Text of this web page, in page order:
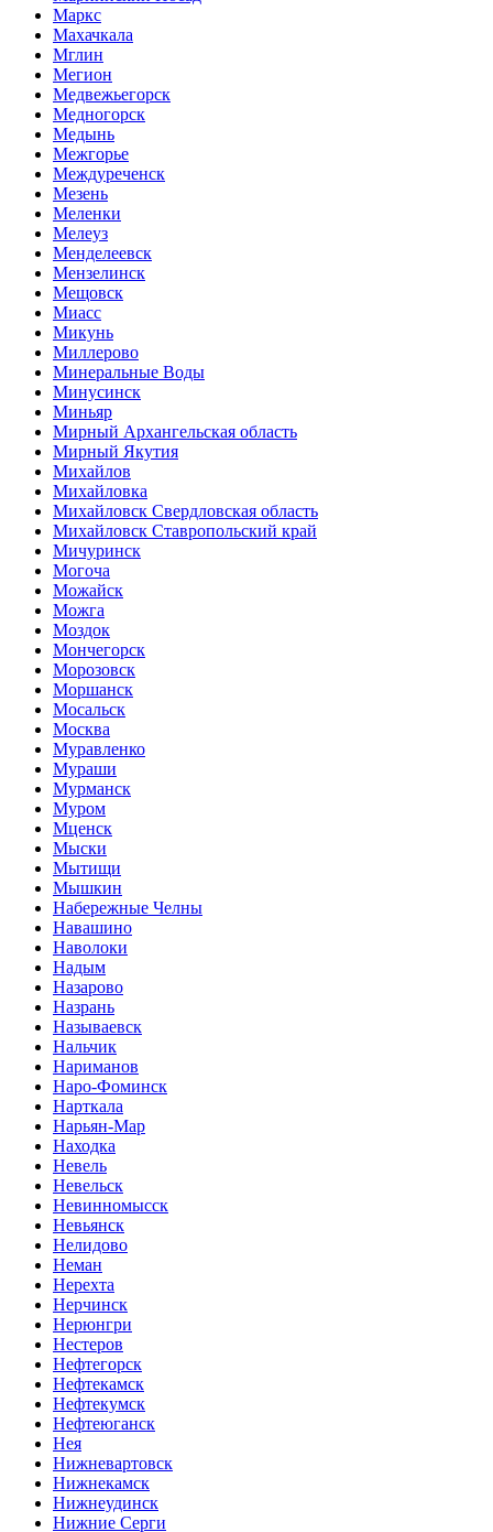
Маркс
Махачкала
Мглин
Мегион
Медвежьегорск
Медногорск
Медынь
Межгорье
Междуреченск
Мезень
Меленки
Мелеуз
Менделеевск
Мензелинск
Мещовск
Миасс
Микунь
Миллерово
Минеральные Воды
Минусинск
Миньяр
Мирный Архангельская область
Мирный Якутия
Михайлов
Михайловка
Михайловск Свердловская область
Михайловск Ставропольский край
Мичуринск
Могоча
Можайск
Можга
Моздок
Мончегорск
Морозовск
Моршанск
Мосальск
Москва
Муравленко
Мураши
Мурманск
Муром
Мценск
Мыски
Мытищи
Мышкин
Набережные Челны
Навашино
Наволоки
Надым
Назарово
Назрань
Называевск
Нальчик
Нариманов
Наро-Фоминск
Нарткала
Нарьян-Мар
Находка
Невель
Невельск
Невинномысск
Невьянск
Нелидово
Неман
Нерехта
Нерчинск
Нерюнгри
Нестеров
Нефтегорск
Нефтекамск
Нефтекумск
Нефтеюганск
Нея
Нижневартовск
Нижнекамск
Нижнеудинск
Нижние Серги